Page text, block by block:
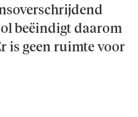
beëindigt daarom
is geen ruimte voor